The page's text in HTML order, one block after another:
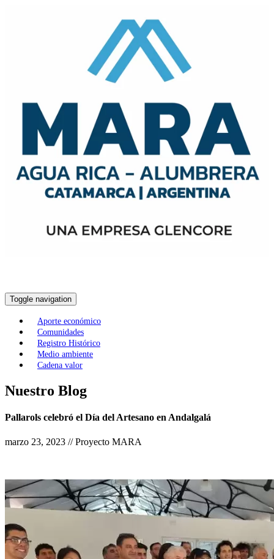
Toggle navigation
Aporte económico
Comunidades
Registro Histórico
Medio ambiente
Cadena valor
Nuestro Blog
Pallarols celebró el Día del Artesano en Andalgalá
marzo 23, 2023 // Proyecto MARA